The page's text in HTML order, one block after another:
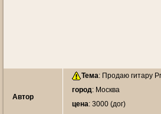
Автор
Тема: Продаю гитару
город: Москва
цена: 3000 (дог)